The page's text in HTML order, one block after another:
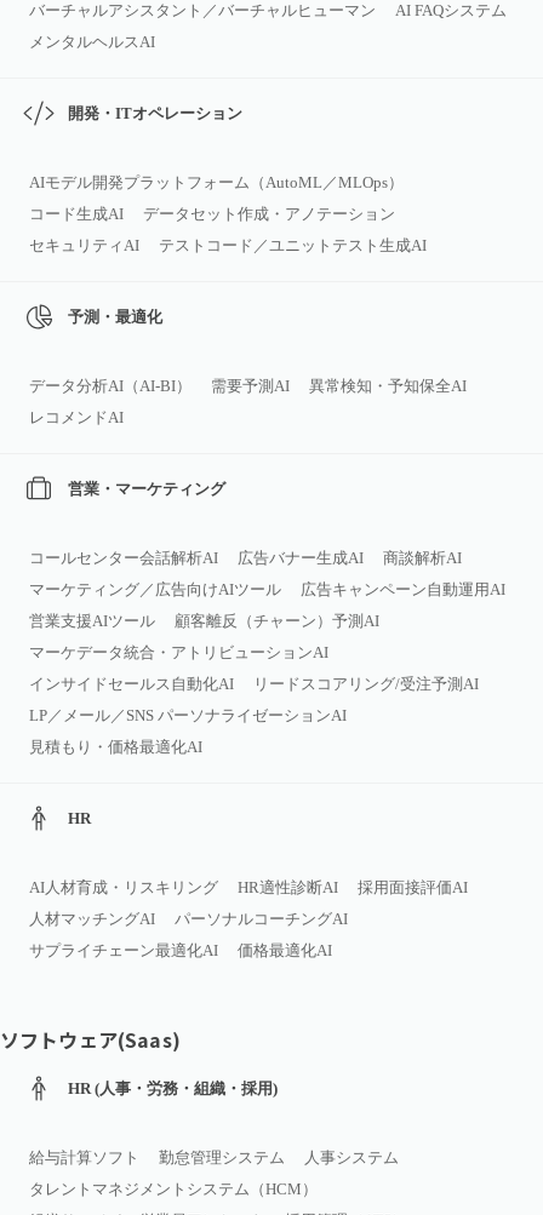
バーチャルアシスタント／バーチャルヒューマン
AI FAQシステム
メンタルヘルスAI
開発・ITオペレーション
AIモデル開発プラットフォーム（AutoML／MLOps）
コード生成AI
データセット作成・アノテーション
セキュリティAI
テストコード／ユニットテスト生成AI
予測・最適化
データ分析AI（AI‑BI） 需要予測AI
異常検知・予知保全AI
レコメンドAI
営業・マーケティング
コールセンター会話解析AI 広告バナー生成AI
商談解析AI
マーケティング／広告向けAIツール
広告キャンペーン自動運用AI
営業支援AIツール
顧客離反（チャーン）予測AI
マーケデータ統合・アトリビューションAI
インサイドセールス自動化AI
リードスコアリング/受注予測AI
LP／メール／SNS パーソナライゼーションAI
見積もり・価格最適化AI
HR
AI人材育成・リスキリング HR適性診断AI
採用面接評価AI
人材マッチングAI
パーソナルコーチングAI
サプライチェーン最適化AI
価格最適化AI
ソフトウェア(Saas)
HR (人事・労務・組織・採用)
給与計算ソフト 勤怠管理システム
人事システム
タレントマネジメントシステム（HCM）